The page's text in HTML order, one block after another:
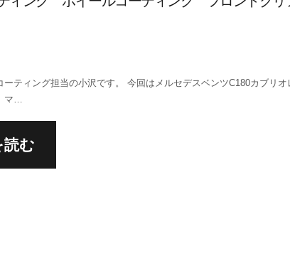
ーティング担当の小沢です。 今回はメルセデスベンツC180カブリオ
マ…
読む